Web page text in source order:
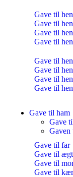
Gave til
Gave til
Gave til
Gave til
Gave til
Gave til
Gave til
Gave til
Gave til ham
Gave
Gaven
Gave til far
Gave til
Gave til
Gave til